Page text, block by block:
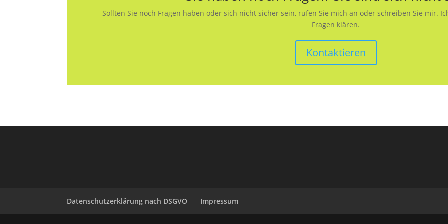
Sollten Sie noch Fragen haben oder sich nicht sicher sein, rufen Sie mich an oder schreiben Sie mir.
Fragen klären.
Kontaktieren
Datenschutzerklärung nach DSGVO Impressum